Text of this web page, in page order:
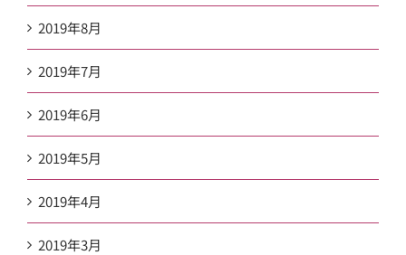
2019年8月
2019年7月
2019年6月
2019年5月
2019年4月
2019年3月